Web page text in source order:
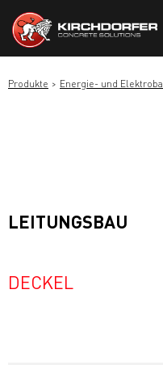
Inhalt
springen
Produkte Energie- und
LEITUNGSBAU
DECKEL